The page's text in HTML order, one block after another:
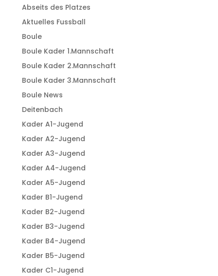
Abseits des Platzes
Aktuelles Fussball
Boule
Boule Kader 1.Mannschaft
Boule Kader 2.Mannschaft
Boule Kader 3.Mannschaft
Boule News
Deitenbach
Kader A1-Jugend
Kader A2-Jugend
Kader A3-Jugend
Kader A4-Jugend
Kader A5-Jugend
Kader B1-Jugend
Kader B2-Jugend
Kader B3-Jugend
Kader B4-Jugend
Kader B5-Jugend
Kader C1-Jugend